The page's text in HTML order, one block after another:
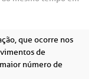
que ocorre nos
de
número de